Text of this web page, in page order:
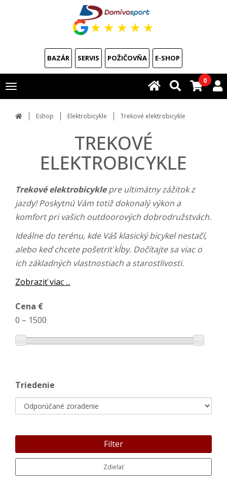
★ ★ ★ ★ ★
BAZÁR SERVIS POŽIČOVŇA E-SHOP
Toggle
navigation
0
Eshop Elektrobicykle Trekové elektrobicykle
TREKOVÉ
ELEKTROBICYKLE
Trekové elektrobicyklepre ultimátny zážitok z
jazdy! Poskytnú Vám totiž dokonalý výkon a
komfort pri vašich outdoorových dobrodružstvách.
Ideálne do terénu, kde Váš klasický bicykel nestačí,
alebo keď chcete pošetriť kĺby. Dočítajte sa viac o
ich základných vlastnostiach a starostlivosti.
Zobraziť viac ...
Cena €
0 – 1500
Triedenie
Filter
Zdieľať